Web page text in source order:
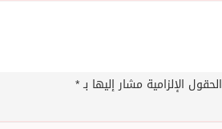
الحقول الإلزامية مشار إليها بـ*